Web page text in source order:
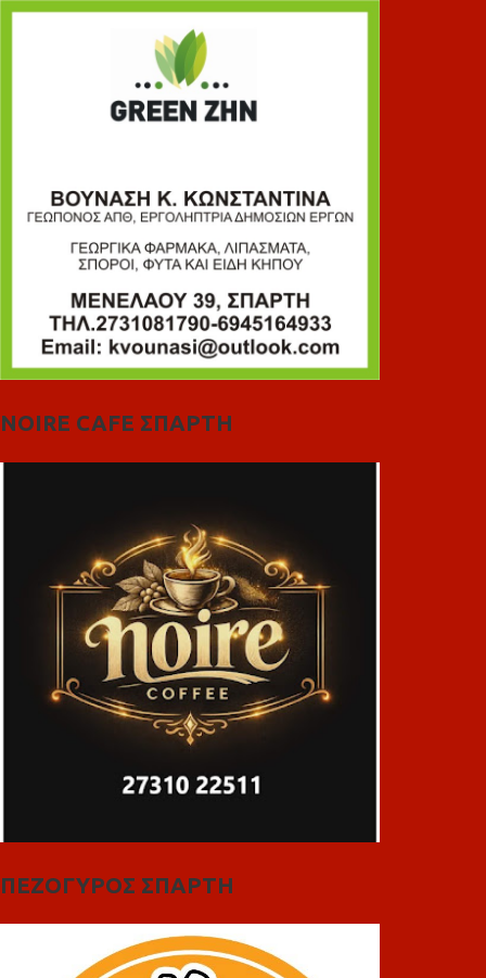
NOIRE CAFE ΣΠΑΡΤΗ
ΠΕΖΟΓΥΡΟΣ ΣΠΑΡΤΗ